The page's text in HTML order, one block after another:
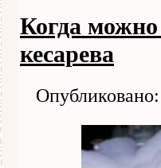
Когда
кесарева